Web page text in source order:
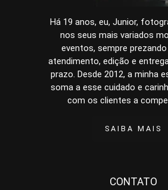
Há 19 anos, eu, Junior,
nos seus mais variados
eventos, sempre
atendimento, edição e
prazo. Desde 2012, a minha
soma a esse cuidado e
com os clientes a
SAIBA MAIS
CONTATO